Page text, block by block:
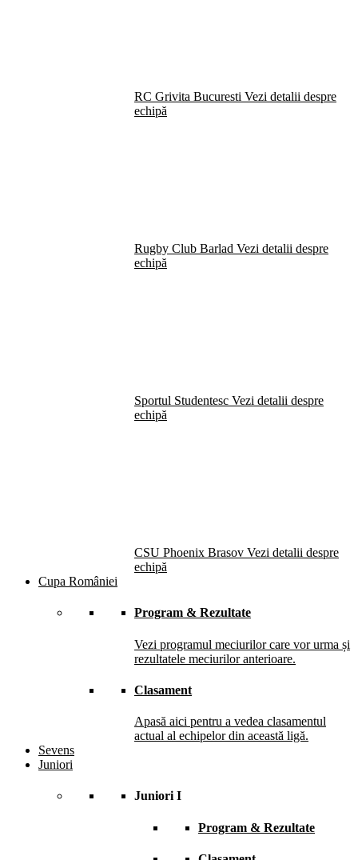
RC Grivita Bucuresti Vezi detalii despre
echipă
Rugby Club Barlad Vezi detalii despre
echipă
Sportul Studentesc Vezi detalii despre
echipă
CSU Phoenix Brasov Vezi detalii despre
echipă
Cupa României
Program & Rezultate
Vezi programul meciurilor care vor urma și
rezultatele meciurilor anterioare.
Clasament
Apasă aici pentru a vedea clasamentul
actual al echipelor din această ligă.
Sevens
Juniori
Juniori I
Program & Rezultate